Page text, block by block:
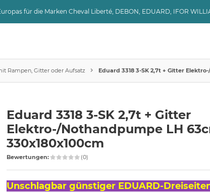
für die Marken Cheval Liberté, DEBON, EDUARD, IFOR
Rampen, Gitter oder Aufsatz Eduard 3318 3-SK 2,7t + Gitter
Eduard 3318 3-SK 2,7t + Gitter
Elektro-/Nothandpumpe LH
330x180x100cm
Bewertungen: (0)
Unschlagbar günstiger EDUARD-